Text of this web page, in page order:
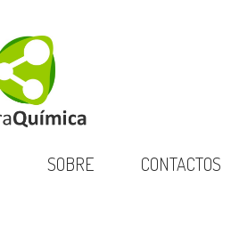
SOBRE CONTACTOS